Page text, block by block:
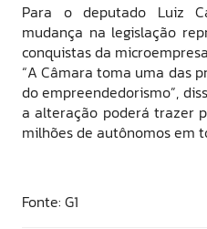
Para o deputado Luiz
mudança na legislação
conquistas da
“A Câmara toma uma das
do empreendedorismo”,
a alteração poderá trazer
milhões de autônomos em
Fonte: G1